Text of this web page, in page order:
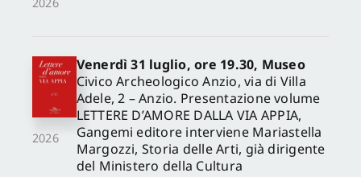
2026
2026
Venerdì 31 luglio, ore 19.30, Museo
Civico Archeologico Anzio, via di Villa
Adele, 2 – Anzio. Presentazione volume
LETTERE D’AMORE DALLA VIA APPIA,
Gangemi editore interviene Mariastella
Margozzi, Storia delle Arti, già dirigente
del Ministero della Cultura